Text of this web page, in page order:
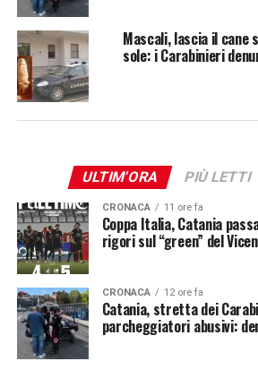
Mascali, lascia il cane
sole: i Carabinieri
ULTIM'ORA PIÙ LETTI
CRONACA 11 ore fa
Coppa Italia, Catania
rigori sul “green” del
CRONACA 12 ore fa
Catania, stretta dei
parcheggiatori abusivi: